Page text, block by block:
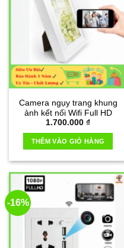
Camera ngụy trang khung
ảnh kết nối Wifi Full HD
1.700.000 ₫
THÊM VÀO GIỎ HÀNG
-16%